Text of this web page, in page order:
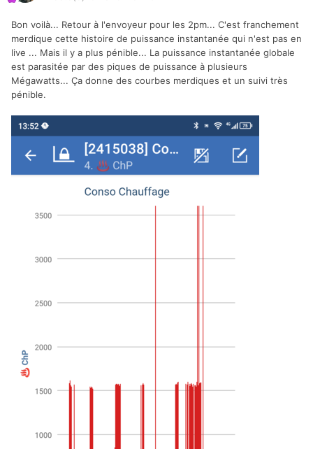
Bon voilà... Retour à l'envoyeur pour les 2pm... C'est franchement
merdique cette histoire de puissance instantanée qui n'est pas en
live ... Mais il y a plus pénible... La puissance instantanée globale
est parasitée par des piques de puissance à plusieurs
Mégawatts... Ça donne des courbes merdiques et un suivi très
pénible.